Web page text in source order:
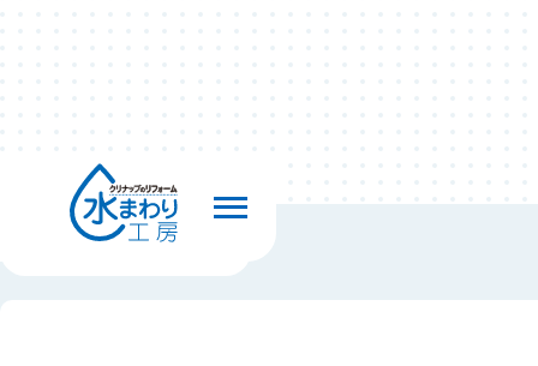
前の画面へ戻る